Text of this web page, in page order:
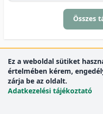
Összes
Ez a weboldal sütiket
értelmében kérem,
zárja be az oldalt.
Adatkezelési tájékoztató